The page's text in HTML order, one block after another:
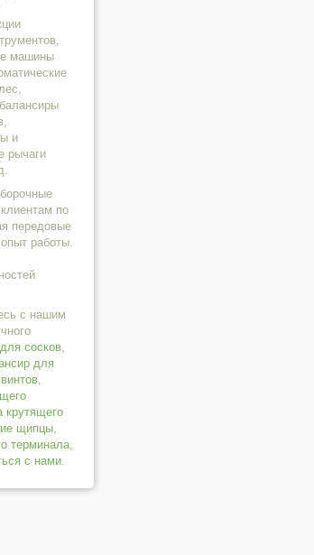
машины
и
рычаги
по
передовые
работы.
с нашим
сосков,
для
,
крутящего
щипцы,
терминала,
с нами.